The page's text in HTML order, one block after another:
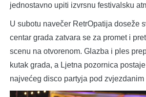
jednostavno upiti izvrsnu festivalsku
U subotu navečer RetrOpatija doseže
centar grada zatvara se za promet i
scenu na otvorenom. Glazba i ples
kutak grada, a Ljetna pozornica
najvećeg disco partyja pod zvjezdanim